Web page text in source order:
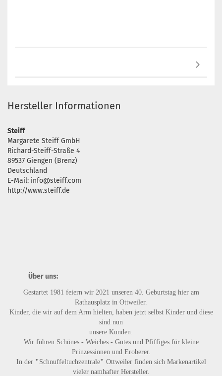
Hersteller Informationen
Steiff
Margarete Steiff GmbH
Richard-Steiff-Straße 4
89537 Giengen (Brenz)
Deutschland
E-Mail: info@steiff.com
http://www.steiff.de
Über uns:
Gestartet 1981 feiern wir 2021 unseren 40. Geburtstag hier am
Rathausplatz in Ottweiler.
Kinder, die wir auf dem Arm hielten, haben jetzt selbst Kinder und diese
sind nun
unsere Kunden.
Wir führen Schönes - Weiches - Gutes und Pfiffigesfür kleine
Prinzessinnen und Eroberer.
In der " Schnuffeltuchzentrale" Ottweiler finden sich Markenartikel
vieler namhafter Hersteller.